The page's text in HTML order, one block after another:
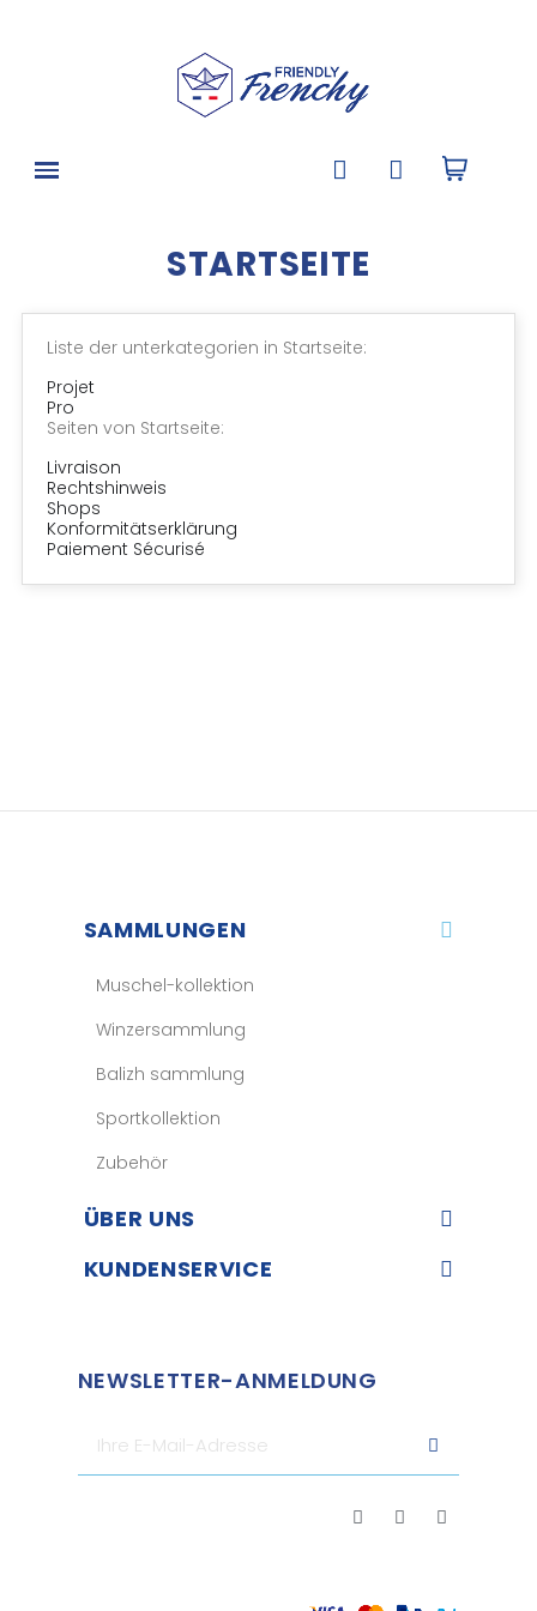
STARTSEITE
Liste der unterkategorien in Startseite:
Projet
Pro
Seiten von Startseite:
Livraison
Rechtshinweis
Shops
Konformitätserklärung
Paiement Sécurisé
SAMMLUNGEN
Muschel-kollektion
Winzersammlung
Balizh sammlung
Sportkollektion
Zubehör
ÜBER UNS​
KUNDENSERVICE​
NEWSLETTER-ANMELDUNG